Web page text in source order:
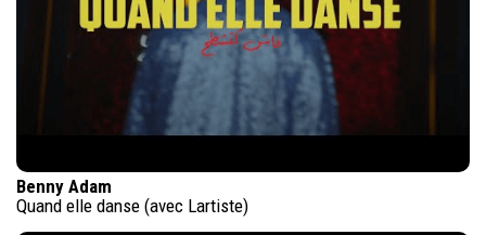
Benny Adam
Quand elle danse (avec Lartiste)